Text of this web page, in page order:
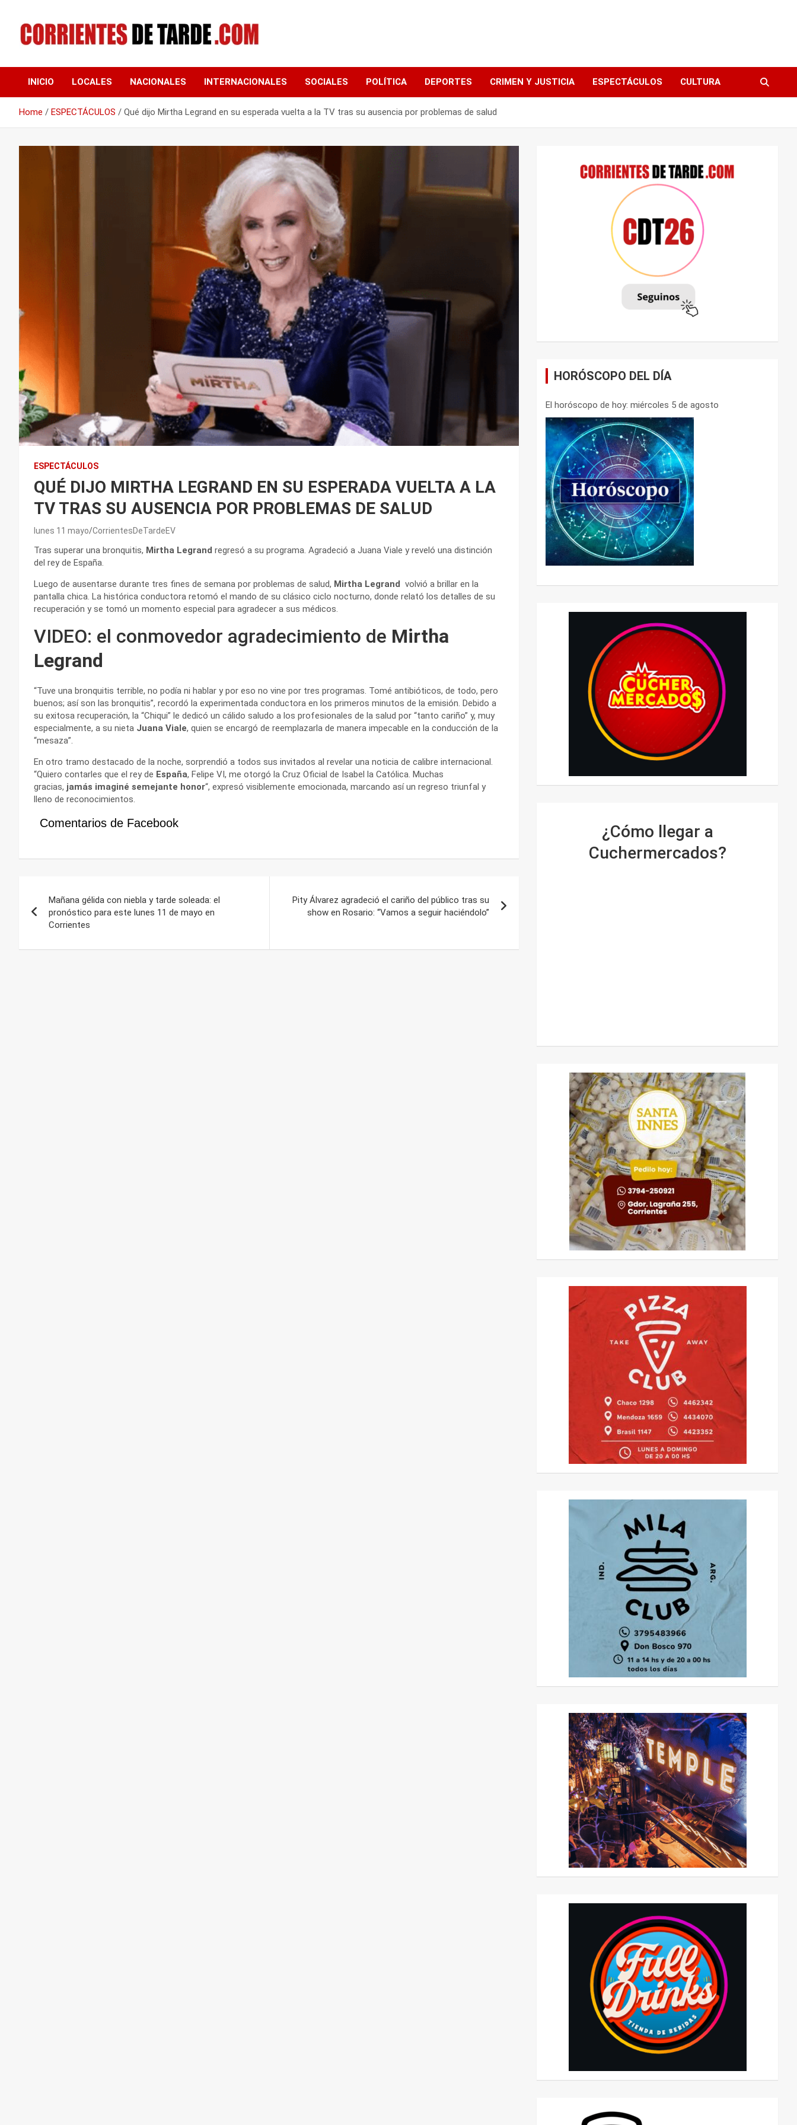
content
CORRIENTES DE
TARDE
INICIO LOCALES NACIONALES INTERNACIONALES SOCIALES POLÍTICA DEPORTES CRIMEN Y JUSTICIA ESPECTÁCULOS CULTURA
Home ESPECTÁCULOS Qué dijo Mirtha Legrand en su esperada vuelta a la TV tras su ausencia por problemas de salud
ESPECTÁCULOS
QUÉ DIJO MIRTHA LEGRAND EN SU ESPERADA VUELTA A LA
TV TRAS SU AUSENCIA POR PROBLEMAS DE SALUD
lunes 11 mayo CorrientesDeTardeEV
Tras superar una bronquitis, Mirtha Legrand regresó a su programa. Agradeció a Juana Viale y reveló una distinción
del rey de España.
Luego de ausentarse durante tres fines de semana por problemas de salud, Mirtha Legrand volvió a brillar en la
pantalla chica. La histórica conductora retomó el mando de su clásico ciclo nocturno, donde relató los detalles de su
recuperación y se tomó un momento especial para agradecer a sus médicos.
VIDEO: el conmovedor agradecimiento de Mirtha
Legrand
“Tuve una bronquitis terrible, no podía ni hablar y por eso no vine por tres programas. Tomé antibióticos, de todo, pero
buenos; así son las bronquitis”, recordó la experimentada conductora en los primeros minutos de la emisión. Debido a
su exitosa recuperación, la “Chiqui” le dedicó un cálido saludo a los profesionales de la salud por “tanto cariño” y, muy
especialmente, a su nieta Juana Viale, quien se encargó de reemplazarla de manera impecable en la conducción de la
“mesaza”.
En otro tramo destacado de la noche, sorprendió a todos sus invitados al revelar una noticia de calibre internacional.
“Quiero contarles que el rey de España, Felipe VI, me otorgó la Cruz Oficial de Isabel la Católica. Muchas
gracias, jamás imaginé semejante honor“, expresó visiblemente emocionada, marcando así un regreso triunfal y
lleno de reconocimientos.
Comentarios de Facebook
de
Mañana gélida con niebla y tarde soleada: el
pronóstico para este lunes 11 de mayo en
Corrientes
Pity Álvarez agradeció el cariño del público tras su
show en Rosario: “Vamos a seguir haciéndolo”
HORÓSCOPO DEL DÍA
El horóscopo de hoy: miércoles 5 de agosto
¿Cómo llegar a
Cuchermercados?